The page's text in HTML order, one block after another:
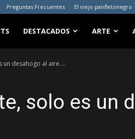
Preguntas Frecuentes El viejo panfletonegro
DESTACADOS ARTE
un desahogo al aire….
solo es un